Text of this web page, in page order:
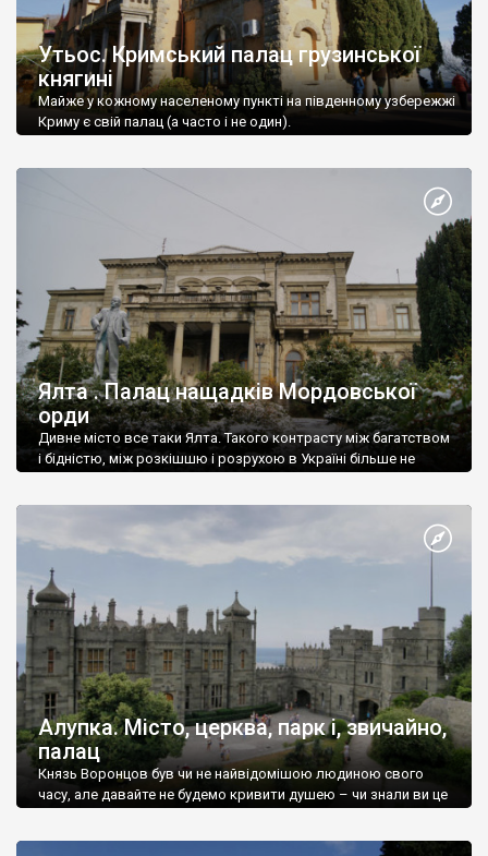
Утьос. Кримський палац грузинської
княгині
Майже у кожному населеному пункті на південному узбережжі
Криму є свій палац (а часто і не один).
Ялта . Палац нащадків Мордовської
орди
Дивне місто все таки Ялта. Такого контрасту між багатством
і бідністю, між розкішшю і розрухою в Україні більше не
Алупка. Місто, церква, парк і, звичайно,
палац
Князь Воронцов був чи не найвідомішою людиною свого
часу, але давайте не будемо кривити душею – чи знали ви це